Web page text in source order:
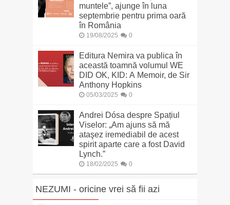
muntele”, ajunge în luna
septembrie pentru prima oară
în România
19/08/2025 0
Editura Nemira va publica în
această toamnă volumul WE
DID OK, KID: A Memoir, de Sir
Anthony Hopkins
05/03/2025 0
Andrei Dósa despre Spațiul
Viselor: „Am ajuns să mă
ataşez iremediabil de acest
spirit aparte care a fost David
Lynch.”
18/02/2025 0
NEZUMI - oricine vrei să fii azi